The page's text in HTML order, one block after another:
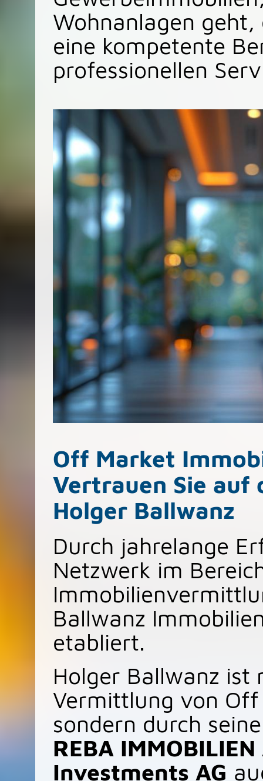
Wohnanlagen
eine kompetente
professionellen
Off Market
Vertrauen Sie auf
Holger Ballwanz
Durch jahrelange
Netzwerk im
Ballwanz
etabliert.
Holger Ballwanz ist
Vermittlung von
sondern durch
REBA IMMOBILIEN
Investments AG